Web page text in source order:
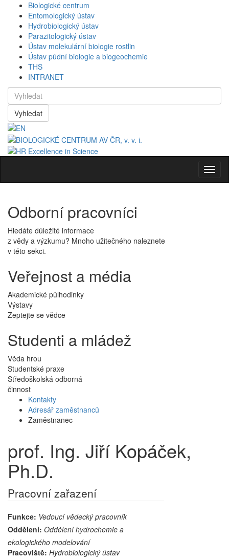
Biologické centrum
Entomologický ústav
Hydrobiologický ústav
Parazitologický ústav
Ústav molekulární biologie rostlin
Ústav půdní biologie a biogeochemie
THS
INTRANET
Vyhledat
Odborní pracovníci
Hledáte důležité informace
z vědy a výzkumu? Mnoho užitečného naleznete
v této sekci.
Veřejnost a média
Akademické půlhodinky
Výstavy
Zeptejte se vědce
Studenti a mládež
Věda hrou
Studentské praxe
Středoškolská odborná
činnost
Kontakty
Adresář zaměstnanců
Zaměstnanec
prof. Ing. Jiří Kopáček,
Ph.D.
Pracovní zařazení
Funkce: Vedoucí vědecký pracovník
Oddělení: Oddělení hydrochemie a
ekologického modelování
Pracoviště: Hydrobiologický ústav